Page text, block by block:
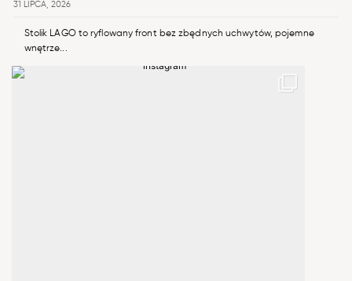
31 LIPCA, 2026
Stolik LAGO to ryflowany front bez zbędnych uchwytów, pojemne
wnętrze...